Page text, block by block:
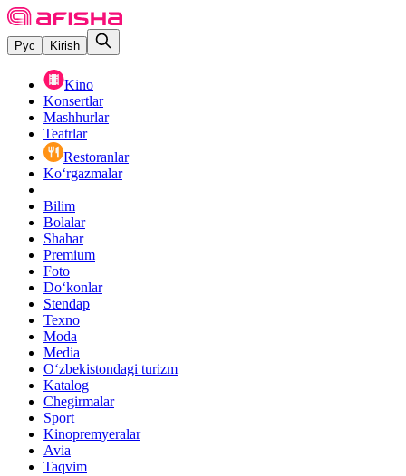
Рус Kirish
Kino
Konsertlar
Mashhurlar
Teatrlar
Restoranlar
Ko‘rgazmalar
Bilim
Bolalar
Shahar
Premium
Foto
Do‘konlar
Stendap
Texno
Moda
Media
O‘zbekistondagi turizm
Katalog
Chegirmalar
Sport
Kinopremyeralar
Avia
Taqvim